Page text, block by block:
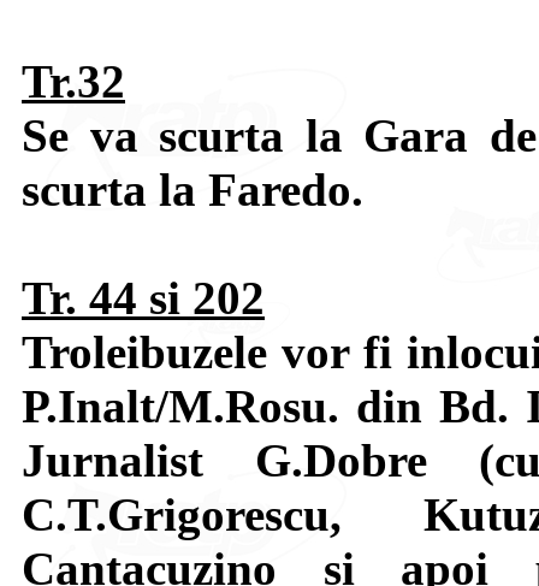
Tr.32
Se va scurta la Gara
scurta la Faredo.
Tr. 44 si 202
Troleibuzele vor fi
P.Inalt/M.Rosu. din Bd.
Jurnalist G.Dobre
C.T.Grigorescu,
Cantacuzino si apoi